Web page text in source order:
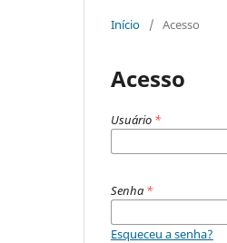
Início / Acesso
Acesso
Usuário *
Senha *
Esqueceu a senha?